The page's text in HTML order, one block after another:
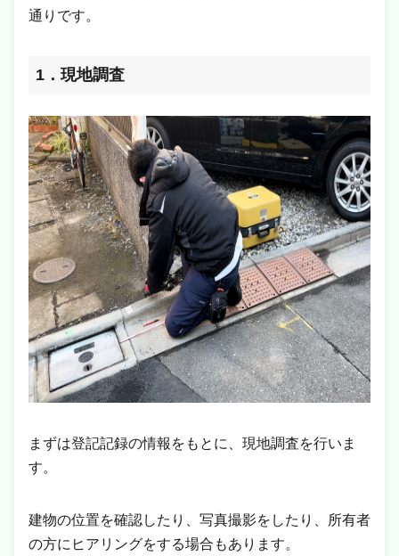
通りです。
1．現地調査
まずは登記記録の情報をもとに、現地調査を行いま
す。
建物の位置を確認したり、写真撮影をしたり、所有者
の方にヒアリングをする場合もあります。